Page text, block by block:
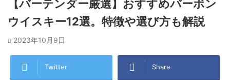
【バーテンダー厳選】おすすめバーボン
ウイスキー12選。特徴や選び方も解説
2023年10月9日
Twitter Share